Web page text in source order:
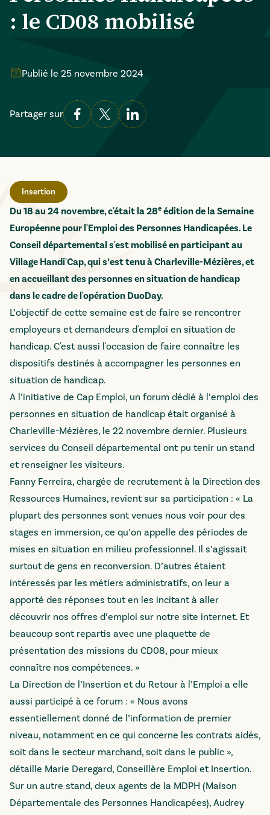
: le CD08 mobilisé
Publié le 25 novembre 2024
Partager sur
Insertion
Du 18 au 24 novembre, c'était la 28e édition de la Semaine
Européenne pour l'Emploi des Personnes Handicapées. Le
Conseil départemental s'est mobilisé en participant au
Village Handi'Cap, qui s’est tenu à Charleville-Mézières, et
en accueillant des personnes en situation de handicap
dans le cadre de l'opération DuoDay.
L’objectif de cette semaine est de faire se rencontrer
employeurs et demandeurs d'emploi en situation de
handicap. C'est aussi l'occasion de faire connaître les
dispositifs destinés à accompagner les personnes en
situation de handicap.
A l’initiative de Cap Emploi, un forum dédié à l’emploi des
personnes en situation de handicap était organisé à
Charleville-Mézières, le 22 novembre dernier. Plusieurs
services du Conseil départemental ont pu tenir un stand
et renseigner les visiteurs.
Fanny Ferreira, chargée de recrutement à la Direction des
Ressources Humaines, revient sur sa participation : « La
plupart des personnes sont venues nous voir pour des
stages en immersion, ce qu’on appelle des périodes de
mises en situation en milieu professionnel. Il s’agissait
surtout de gens en reconversion. D’autres étaient
intéressés par les métiers administratifs, on leur a
apporté des réponses tout en les incitant à aller
découvrir nos offres d’emploi sur notre site internet. Et
beaucoup sont repartis avec une plaquette de
présentation des missions du CD08, pour mieux
connaître nos compétences. »
La Direction de l’Insertion et du Retour à l’Emploi a elle
aussi participé à ce forum : « Nous avons
essentiellement donné de l’information de premier
niveau, notamment en ce qui concerne les contrats aidés,
soit dans le secteur marchand, soit dans le public »,
détaille Marie Deregard, Conseillère Emploi et Insertion.
Sur un autre stand, deux agents de la MDPH (Maison
Départementale des Personnes Handicapées), Audrey